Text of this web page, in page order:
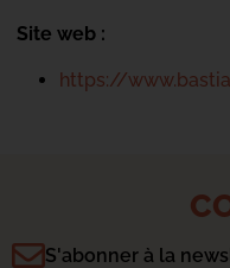
Site web :
https://
S'abonner à la